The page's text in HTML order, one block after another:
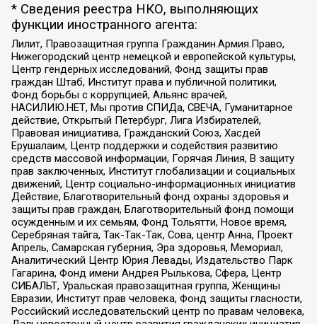
* Сведения реестра НКО, выполняющих
функции иностранного агента:
Лилит, Правозащитная группа Гражданин.Армия.Право,
Нижегородский центр немецкой и европейской культуры,
Центр гендерных исследований, Фонд защиты прав
граждан Штаб, Институт права и публичной политики,
Фонд борьбы с коррупцией, Альянс врачей,
НАСИЛИЮ.НЕТ, Мы против СПИДа, СВЕЧА, Гуманитарное
действие, Открытый Петербург, Лига Избирателей,
Правовая инициатива, Гражданский Союз, Хасдей
Ерушалаим, Центр поддержки и содействия развитию
средств массовой информации, Горячая Линия, В защиту
прав заключенных, Институт глобализации и социальных
движений, Центр социально-информационных инициатив
Действие, Благотворительный фонд охраны здоровья и
защиты прав граждан, Благотворительный фонд помощи
осужденным и их семьям, Фонд Тольятти, Новое время,
Серебряная тайга, Так-Так-Так, Сова, центр Анна, Проект
Апрель, Самарская губерния, Эра здоровья, Мемориал,
Аналитический Центр Юрия Левады, Издательство Парк
Гагарина, Фонд имени Андрея Рылькова, Сфера, Центр
СИБАЛЬТ, Уральская правозащитная группа, Женщины
Евразии, Институт прав человека, Фонд защиты гласности,
Российский исследовательский центр по правам человека,